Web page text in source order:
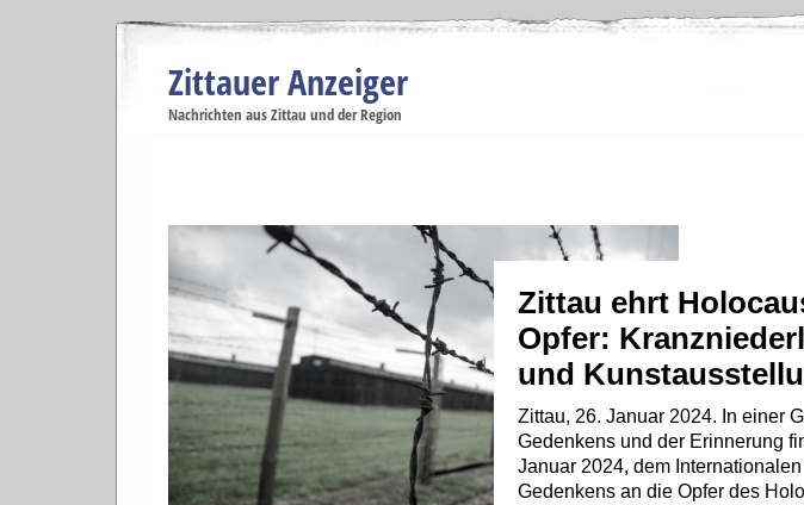
Zittauer Anzeiger
Nachrichten aus Zittau und der Region
Zittau ehrt
Opfer:
und
Zittau, 26. Januar 2024. In einer
Gedenkens und der Erinnerung
Januar 2024, dem
Gedenkens an die Opfer des